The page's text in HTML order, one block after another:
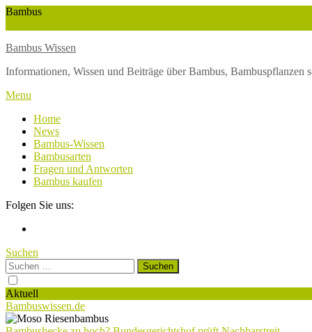
Skip
Bambus
Bambus Wissen
Informationen, Wissen und Beiträge über Bambus,
Menu
Home
News
Bambus-Wissen
Bambusarten
Fragen und Antworten
Bambus kaufen
Folgen Sie uns:
Suchen
Suchen
nach:
Aktuell
Bambuswissen.de